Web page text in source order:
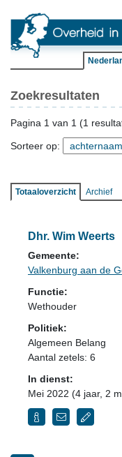
Zoekresultaten
Pagina 1 van 1 (1
Sorteer op:
Totaaloverzicht Archief
Dhr. Wim Weerts
Gemeente:
Valkenburg aan de
Functie:
Wethouder
Politiek:
Algemeen Belang
Aantal zetels: 6
In dienst:
Mei 2022 (4 jaar, 2